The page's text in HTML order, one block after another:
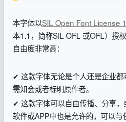
本字体以SIL Open Font License
本1.1，简称SIL OFL 或OFL）授
自由度非常高：
✔ 这款字体无论是个人还是企业
需知会或者标明原作者。
✔ 这款字体可以自由传播、分享，
软件或APP中也是允许的，可以与